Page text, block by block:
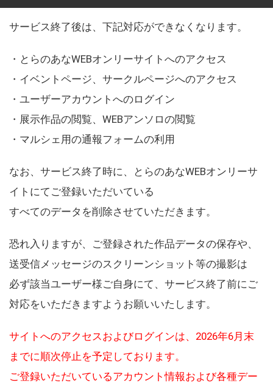
サービス終了後は、下記対応ができなくなります。
・とらのあなWEBオンリーサイトへのアクセス
・イベントページ、サークルページへのアクセス
・ユーザーアカウントへのログイン
・展示作品の閲覧、WEBアンソロの閲覧
・マルシェ用の通報フォームの利用
なお、サービス終了時に、とらのあなWEBオンリーサ
イトにてご登録いただいている
すべてのデータを削除させていただきます。
恐れ入りますが、ご登録された作品データの保存や、
送受信メッセージのスクリーンショット等の撮影は
必ず該当ユーザー様ご自身にて、サービス終了前にご
対応をいただきますようお願いいたします。
サイトへのアクセスおよびログインは、2026年6月末
までに順次停止を予定しております。
ご登録いただいているアカウント情報および各種デー